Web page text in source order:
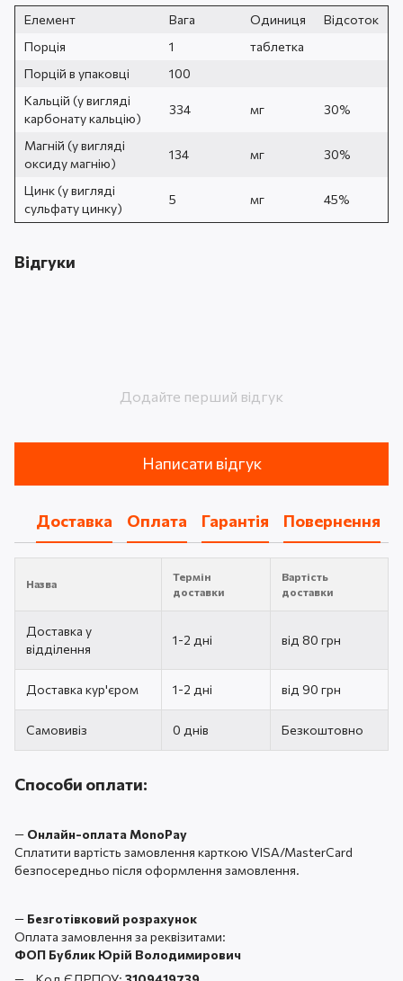
Елемент Вага Одиниця
Відсоток
Порція
1
таблетка
Порцій в упаковці
100
Кальцій (у вигляді
карбонату кальцію)
334 мг 30%
Магній (у вигляді
оксиду магнію)
134 мг 30%
Цинк (у вигляді
сульфату цинку)
5 мг 45%
Відгуки
Додайте перший відгук
Написати відгук
Доставка Оплата Гарантія Повернення
Назва
Термін
доставки
Вартість
доставки
Доставка у
відділення
1-2 дні від 80 грн
Доставка кур'єром 1-2 дні від 90 грн
Самовивіз 0 днів Безкоштовно
Способи оплати:
— Онлайн-оплата MonoPay
Сплатити вартість замовлення карткою VISA/MasterCard
безпосередньо після оформлення замовлення.
— Безготівковий розрахунок
Оплата замовлення за реквізитами:
ФОП Бублик Юрій Володимирович